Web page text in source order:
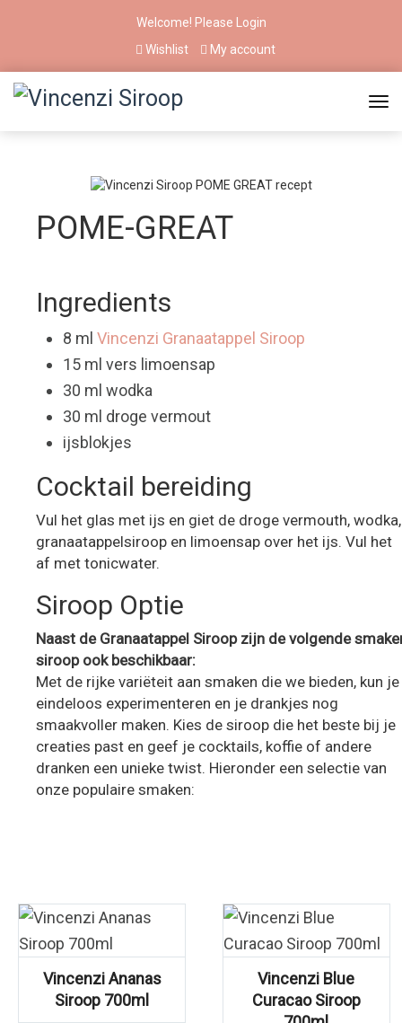
Welcome! Please
Login
Wishlist
My account
POME-GREAT
Ingredients
8 ml Vincenzi Granaatappel Siroop
15 ml vers limoensap
30 ml wodka
30 ml droge vermout
ijsblokjes
Cocktail bereiding
Vul het glas met ijs en giet de droge vermouth, wodka,
granaatappelsiroop en limoensap over het ijs. Vul het
af met tonicwater.
Siroop Optie
Naast de Granaatappel Siroop zijn de volgende
siroop ook beschikbaar:
Met de rijke variëteit aan smaken die we bieden, kun je
eindeloos experimenteren en je drankjes nog
smaakvoller maken. Kies de siroop die het beste bij je
creaties past en geef je cocktails, koffie of andere
dranken een unieke twist. Hieronder een selectie van
onze populaire smaken:
Vincenzi Ananas
Siroop 700ml
Vincenzi Blue
Curacao Siroop